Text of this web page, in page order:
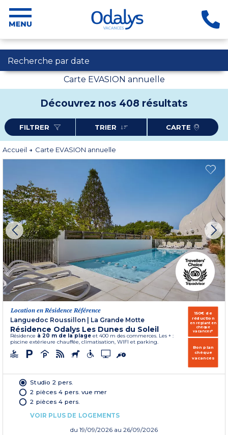
Recherche par date
Carte EVASION annuelle
Découvrez nos 408 résultats
FILTRER TRIER CARTE
Accueil Carte EVASION annuelle
Location en Résidence Référence
Languedoc Roussillon
La Grande Motte
Résidence Odalys Les Dunes du Soleil
Résidence à 20 m de la plage et 400 m des commerces. Les + :
piscine extérieure chauffée, climatisation, WIFI et parking.
150€ de
réduction
en réglant en
chèque
vacances*
Bon plan
chèque
vacances
Studio 2 pers.
2 pièces 4 pers. vue mer
2 pièces 4 pers.
VOIR PLUS DE LOGEMENTS
du 19/09/2026 au 26/09/2026